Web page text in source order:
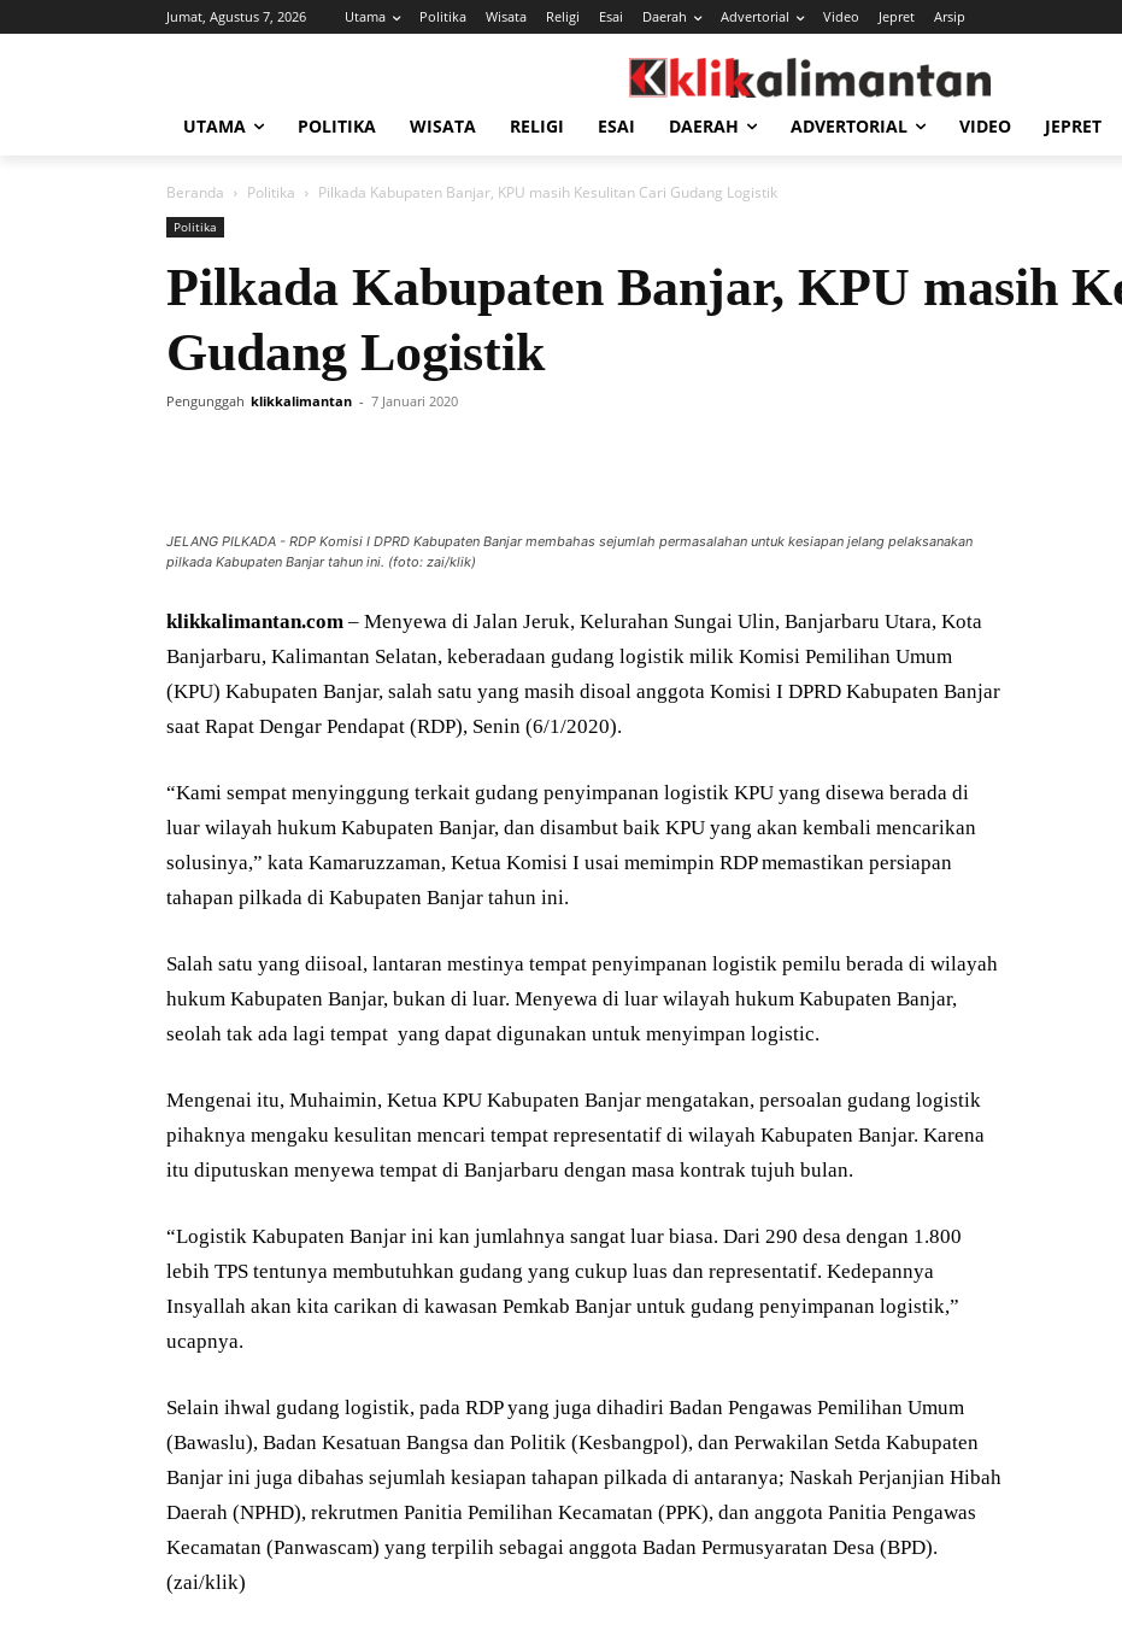
Jumat, Agustus 7, 2026 Utama Politika Wisata Religi Esai Daerah Advertorial Video Jepret Arsip
UTAMA POLITIKA WISATA RELIGI ESAI DAERAH ADVERTORIAL VIDEO JEPRET
Beranda Politika Pilkada Kabupaten Banjar, KPU masih Kesulitan Cari Gudang Logistik
Politika
Pilkada Kabupaten Banjar, KPU masih
Gudang Logistik
Pengunggah klikkalimantan - 7 Januari 2020
JELANG PILKADA - RDP Komisi I DPRD Kabupaten Banjar membahas sejumlah permasalahan untuk kesiapan jelang pelaksanakan
pilkada Kabupaten Banjar tahun ini. (foto: zai/klik)
klikkalimantan.com – Menyewa di Jalan Jeruk, Kelurahan Sungai Ulin, Banjarbaru Utara, Kota
Banjarbaru, Kalimantan Selatan, keberadaan gudang logistik milik Komisi Pemilihan Umum
(KPU) Kabupaten Banjar, salah satu yang masih disoal anggota Komisi I DPRD Kabupaten Banjar
saat Rapat Dengar Pendapat (RDP), Senin (6/1/2020).
“Kami sempat menyinggung terkait gudang penyimpanan logistik KPU yang disewa berada di
luar wilayah hukum Kabupaten Banjar, dan disambut baik KPU yang akan kembali mencarikan
solusinya,” kata Kamaruzzaman, Ketua Komisi I usai memimpin RDP memastikan persiapan
tahapan pilkada di Kabupaten Banjar tahun ini.
Salah satu yang diisoal, lantaran mestinya tempat penyimpanan logistik pemilu berada di wilayah
hukum Kabupaten Banjar, bukan di luar. Menyewa di luar wilayah hukum Kabupaten Banjar,
seolah tak ada lagi tempat yang dapat digunakan untuk menyimpan logistic.
Mengenai itu, Muhaimin, Ketua KPU Kabupaten Banjar mengatakan, persoalan gudang logistik
pihaknya mengaku kesulitan mencari tempat representatif di wilayah Kabupaten Banjar. Karena
itu diputuskan menyewa tempat di Banjarbaru dengan masa kontrak tujuh bulan.
“Logistik Kabupaten Banjar ini kan jumlahnya sangat luar biasa. Dari 290 desa dengan 1.800
lebih TPS tentunya membutuhkan gudang yang cukup luas dan representatif. Kedepannya
Insyallah akan kita carikan di kawasan Pemkab Banjar untuk gudang penyimpanan logistik,”
ucapnya.
Selain ihwal gudang logistik, pada RDP yang juga dihadiri Badan Pengawas Pemilihan Umum
(Bawaslu), Badan Kesatuan Bangsa dan Politik (Kesbangpol), dan Perwakilan Setda Kabupaten
Banjar ini juga dibahas sejumlah kesiapan tahapan pilkada di antaranya; Naskah Perjanjian Hibah
Daerah (NPHD), rekrutmen Panitia Pemilihan Kecamatan (PPK), dan anggota Panitia Pengawas
Kecamatan (Panwascam) yang terpilih sebagai anggota Badan Permusyaratan Desa (BPD).
(zai/klik)